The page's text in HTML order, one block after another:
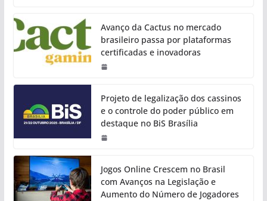
Avanço da Cactus no mercado
brasileiro passa por plataformas
certificadas e inovadoras
Projeto de legalização dos cassinos
e o controle do poder público em
destaque no BiS Brasília
Jogos Online Crescem no Brasil
com Avanços na Legislação e
Aumento do Número de Jogadores